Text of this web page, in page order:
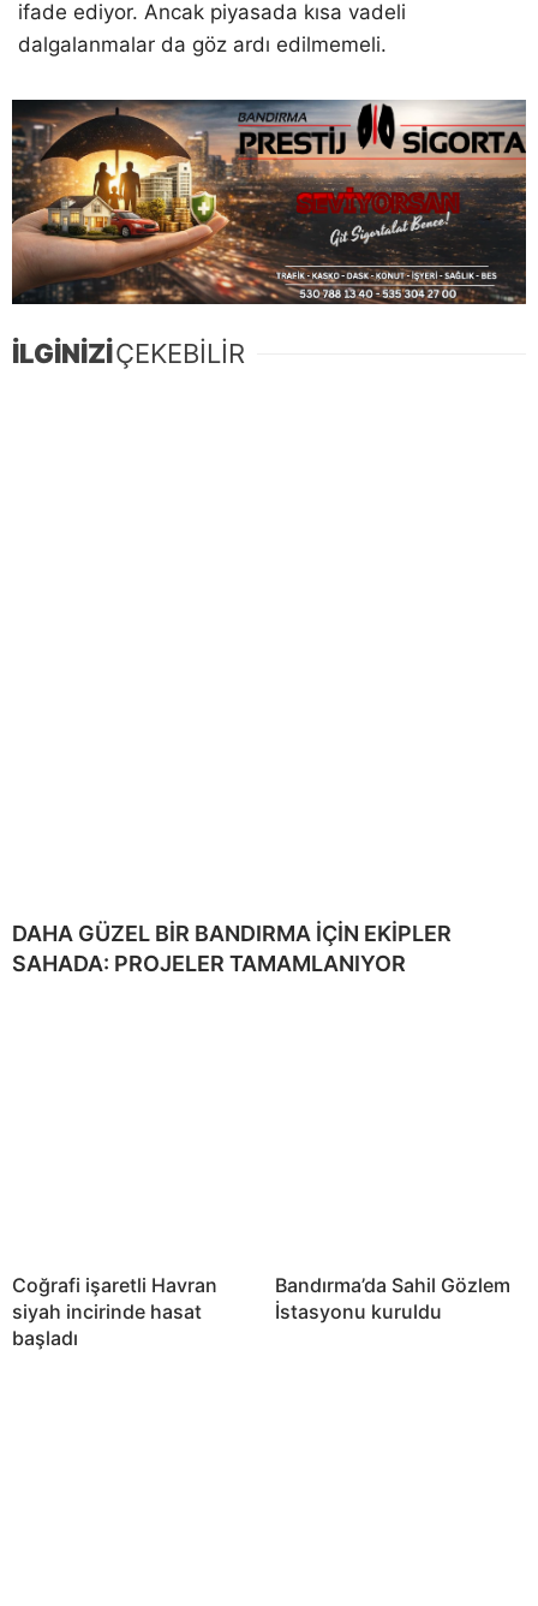
ifade ediyor. Ancak piyasada kısa vadeli
dalgalanmalar da göz ardı edilmemeli.
İLGİNİZİÇEKEBİLİR
DAHA GÜZEL BİR BANDIRMA İÇİN EKİPLER
SAHADA: PROJELER TAMAMLANIYOR
Coğrafi işaretli Havran
siyah incirinde hasat
başladı
Bandırma’da Sahil Gözlem
İstasyonu kuruldu